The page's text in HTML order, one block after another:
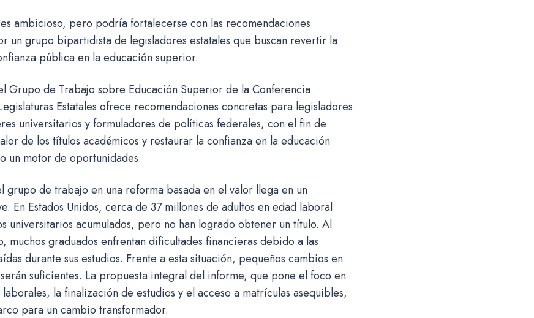
ambicioso, pero podría fortalecerse con las recomendaciones
un grupo bipartidista de legisladores estatales que buscan revertir la
pública en la educación superior.
Grupo de Trabajo sobre Educación Superior de la Conferencia
Estatales ofrece recomendaciones concretas para legisladores
universitarios y formuladores de políticas federales, con el fin de
de los títulos académicos y restaurar la confianza en la educación
un motor de oportunidades.
grupo de trabajo en una reforma basada en el valor llega en un
En Estados Unidos, cerca de 37 millones de adultos en edad laboral
universitarios acumulados, pero no han logrado obtener un título. Al
muchos graduados enfrentan dificultades financieras debido a las
durante sus estudios. Frente a esta situación, pequeños cambios en
suficientes. La propuesta integral del informe, que pone el foco en
laborales, la finalización de estudios y el acceso a matrículas asequibles,
para un cambio transformador.